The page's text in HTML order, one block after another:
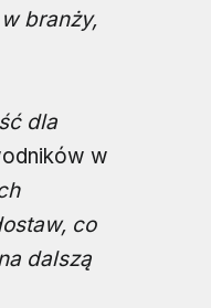
branży,
dla
w
co
dalszą